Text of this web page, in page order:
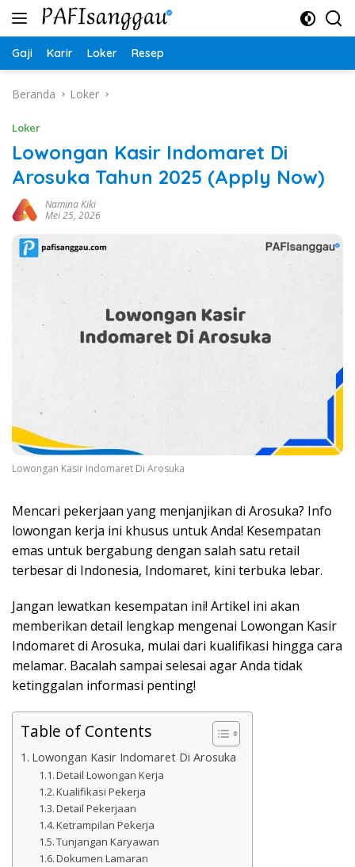
Langsung
Gaji Karir Loker Resep
Beranda Loker
Loker
Lowongan Kasir Indomaret Di
Arosuka Tahun 2025 (Apply Now)
Namina Kiki
Mei 25, 2026
Lowongan Kasir Indomaret Di Arosuka
Mencari pekerjaan yang menjanjikan di Arosuka? Info
lowongan kerja ini khusus untuk Anda! Kesempatan
emas untuk bergabung dengan salah satu retail
terbesar di Indonesia, Indomaret, kini terbuka lebar.
Jangan lewatkan kesempatan ini! Artikel ini akan
memberikan detail lengkap mengenai Lowongan Kasir
Indomaret di Arosuka, mulai dari kualifikasi hingga cara
melamar. Bacalah sampai selesai agar Anda tidak
ketinggalan informasi penting!
Table of Contents
Lowongan Kasir Indomaret Di Arosuka
Detail Lowongan Kerja
Kualifikasi Pekerja
Detail Pekerjaan
Ketrampilan Pekerja
Tunjangan Karyawan
Dokumen Lamaran